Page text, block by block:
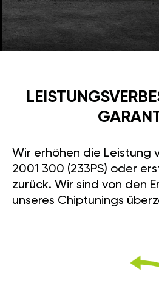
Wir erhöhen die Leistung
2001 300 (233PS) oder
zurück. Wir sind von den
unseres Chiptunings